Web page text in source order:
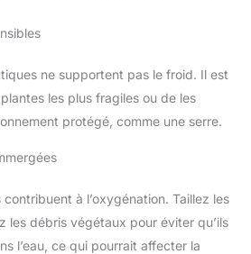
ne supportent pas le froid. Il est
les plus fragiles ou de les
protégé, comme une serre.
à l’oxygénation. Taillez les
les débris végétaux pour éviter qu’ils
l’eau, ce qui pourrait affecter la